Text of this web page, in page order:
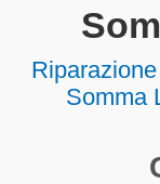
Somma